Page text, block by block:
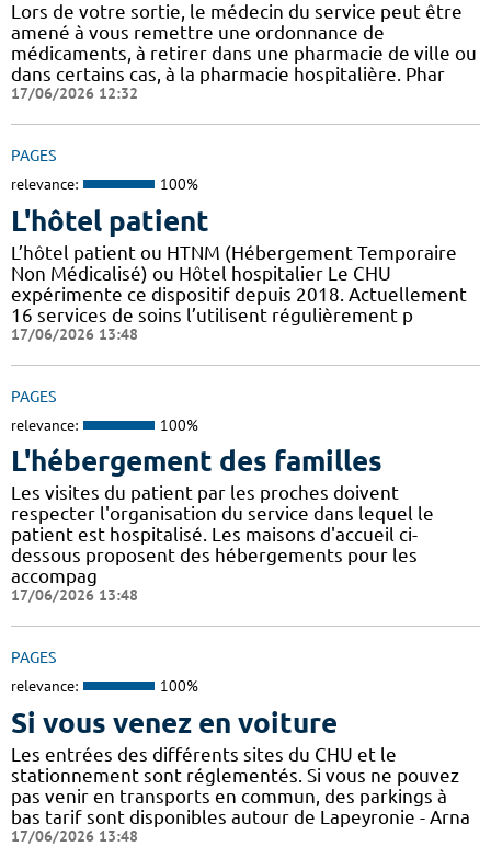
Lors de votre sortie, le médecin du service peut être
amené à vous remettre une ordonnance de
médicaments, à retirer dans une pharmacie de ville ou
dans certains cas, à la pharmacie hospitalière. Phar
17/06/2026 12:32
PAGES
relevance: 100%
L'hôtel patient
L’hôtel patient ​​ou HTNM (Hébergement Temporaire
Non Médicalisé)​​​​​​ ou Hôtel hospitalier Le CHU
expérimente ce dispositif depuis 2018. Actuellement
16 services de soins l’utilisent régulièrement p
17/06/2026 13:48
PAGES
relevance: 100%
L'hébergement des familles
Les visites du patient par les proches doivent
respecter l'organisation du service dans lequel le
patient est hospitalisé. Les maisons d'accueil ci-
dessous proposent des hébergements pour les
accompag
17/06/2026 13:48
PAGES
relevance: 100%
Si vous venez en voiture
Les entrées des différents sites du CHU et le
stationnement sont réglementés. Si vous ne pouvez
pas venir en transports en commun, des parkings à
bas tarif sont disponibles autour de Lapeyronie - Arna
17/06/2026 13:48